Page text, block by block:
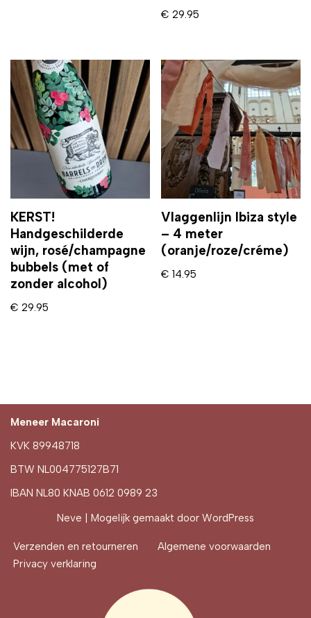
€ 29.95
KERST!
Handgeschilderde
wijn, rosé/champagne
bubbels (met of
zonder alcohol)
€ 29.95
Vlaggenlijn Ibiza style
– 4 meter
(oranje/roze/créme)
€ 14.95
Meneer Macaroni
KVK 89948718
BTW NL004775127B71
IBAN NL80 KNAB 0612 0989 23
Neve | Mogelijk gemaakt door WordPress
Verzenden en retourneren
Algemene voorwaarden
Privacy verklaring